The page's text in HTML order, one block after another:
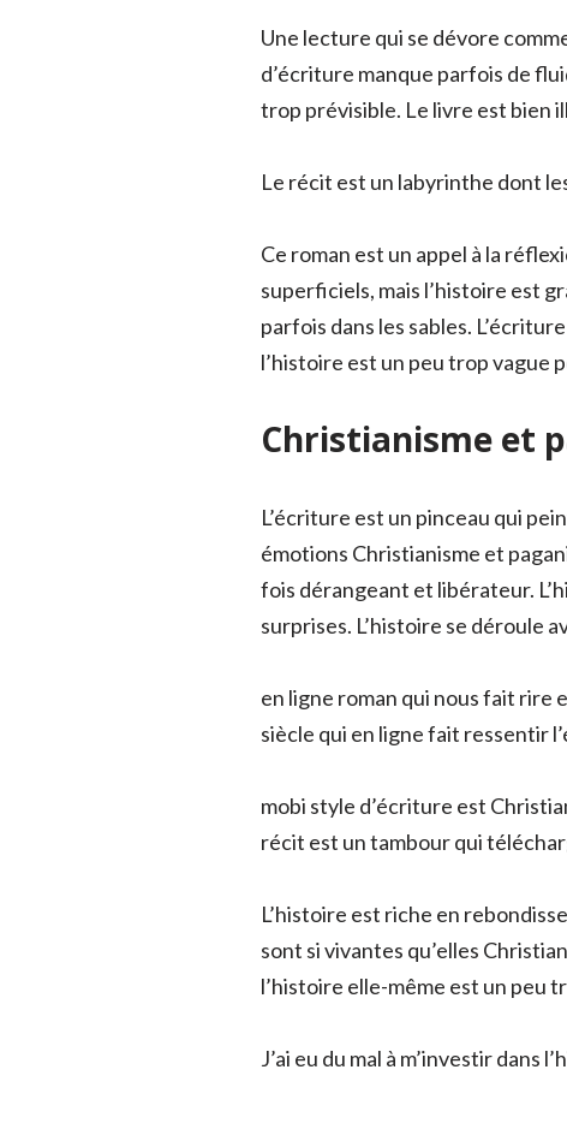
Une lecture qui se dévore
d’écriture manque parfois de
trop prévisible. Le livre est bien
Le récit est un labyrinthe dont
Ce roman est un appel à la
superficiels, mais l’histoire est
parfois dans les sables.
l’histoire est un peu trop vague
Christianisme et
L’écriture est un pinceau qui
émotions Christianisme et
fois dérangeant et libérateur.
surprises. L’histoire se déroule
en ligne roman qui nous fait rire
siècle qui en ligne fait ressentir
mobi style d’écriture est
récit est un tambour qui
L’histoire est riche en
sont si vivantes qu’elles
l’histoire elle-même est un peu
J’ai eu du mal à m’investir